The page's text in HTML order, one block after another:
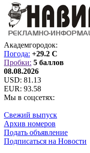
Академгородок:
Погода: +29.2 C
Пробки: 5 баллов
08.08.2026
USD: 81.13
EUR: 93.58
Мы в соцсетях:
Свежий выпуск
Архив номеров
Подать объявление
Подписаться на Новости